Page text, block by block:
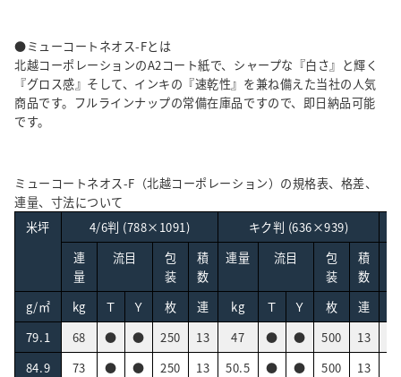
●ミューコートネオス-Fとは
北越コーポレーションのA2コート紙で、シャープな『白さ』と輝く
『グロス感』そして、インキの『速乾性』を兼ね備えた当社の人気
商品です。フルラインナップの常備在庫品ですので、即日納品可能
です。
ミューコートネオス-F（北越コーポレーション）の規格表、格差、
連量、寸法について
米坪
4/6判 (788×1091)
キク判 (636×939)
連
量
流目
包
装
積
数
連量 流目
包
装
積
数
g/㎡ kg Ｔ Ｙ 枚 連 kg Ｔ Ｙ 枚 連
79.1
68 ● ● 250 13 47 ● ● 500 13
84.9
73 ● ● 250 13 50.5 ● ● 500 13